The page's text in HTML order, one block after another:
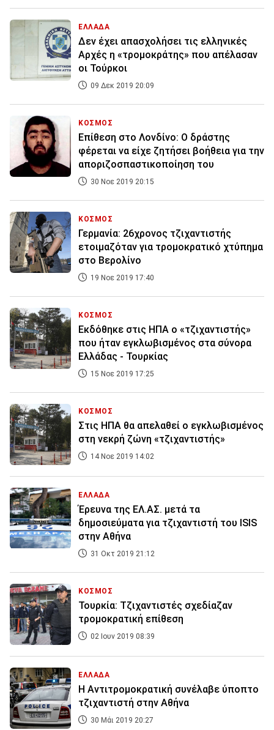
ΕΛΛΑΔΑ
Δεν έχει απασχολήσει τις ελληνικές
Αρχές η «τρομοκράτης» που απέλασαν
οι Τούρκοι
09 Δεκ 2019 20:09
ΚΟΣΜΟΣ
Επίθεση στο Λονδίνο: Ο δράστης
φέρεται να είχε ζητήσει βοήθεια για την
αποριζοσπαστικοποίηση του
30 Νοε 2019 20:15
ΚΟΣΜΟΣ
Γερμανία: 26χρονος τζιχαντιστής
ετοιμαζόταν για τρομοκρατικό χτύπημα
στο Βερολίνο
19 Νοε 2019 17:40
ΚΟΣΜΟΣ
Εκδόθηκε στις ΗΠΑ ο «τζιχαντιστής»
που ήταν εγκλωβισμένος στα σύνορα
Ελλάδας - Τουρκίας
15 Νοε 2019 17:25
ΚΟΣΜΟΣ
Στις ΗΠΑ θα απελαθεί ο εγκλωβισμένος
στη νεκρή ζώνη «τζιχαντιστής»
14 Νοε 2019 14:02
ΕΛΛΑΔΑ
Έρευνα της ΕΛ.ΑΣ. μετά τα
δημοσιεύματα για τζιχαντιστή του ISIS
στην Αθήνα
31 Οκτ 2019 21:12
ΚΟΣΜΟΣ
Τουρκία: Τζιχαντιστές σχεδίαζαν
τρομοκρατική επίθεση
02 Ιουν 2019 08:39
ΕΛΛΑΔΑ
Η Αντιτρομοκρατική συνέλαβε ύποπτο
τζιχαντιστή στην Αθήνα
30 Μάι 2019 20:27